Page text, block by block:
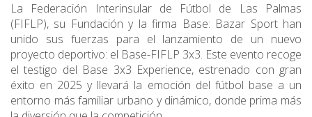
La Federación Interinsular de Fútbol de Las Palmas
(FIFLP), su Fundación y la firma Base: Bazar Sport han
unido sus fuerzas para el lanzamiento de un nuevo
proyecto deportivo: el Base-FIFLP 3x3. Este evento recoge
el testigo del Base 3x3 Experience, estrenado con gran
éxito en 2025 y llevará la emoción del fútbol base a un
entorno más familiar urbano y dinámico, donde prima más